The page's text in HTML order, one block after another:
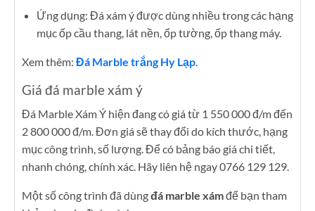
Ứng dụng: Đá xám ý được dùng nhiều trong các hạng
mục ốp cầu thang, lát nền, ốp tường, ốp thang máy.
Xem thêm: Đá Marble trắng Hy Lạp
Giá đá marble xám ý
Đá Marble Xám Ý hiện đang có giá từ 1 550 000 đ/m đến
2 800 000 đ/m. Đơn giá sẽ thay đổi do kích thước, hạng
mục công trình, số lượng. Để có bảng báo giá chi tiết,
nhanh chóng, chính xác. Hãy liên hệ ngay 0766 129 129.
Một số công trình đã dùngđá marble xámđể bạn tham